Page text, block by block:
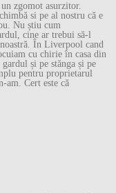
zgomot asurzitor.
si pe al nostru că e
Nu știu cum
cine ar trebui să-l
În Liverpool cand
cu chirie în casa din
și pe stănga și pe
pentru proprietarul
am. Cert este că